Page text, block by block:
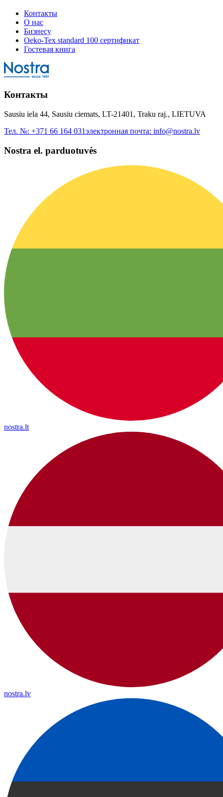
Контакты
О нас
Бизнесу
Oeko-Tex standard 100 сертификат
Гостевая книга
Контакты
Sausiu iela 44, Sausiu ciemats, LT-21401, Traku raj., LIETUVA
Тел. №: +371 66 164 031электронная почта: info@nostra.lv
Nostra el. parduotuvės
nostra.lt
nostra.lv